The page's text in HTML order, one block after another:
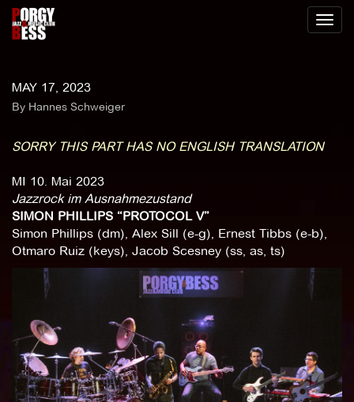
Toggle
MAY 17, 2023
By Hannes Schweiger
SORRY THIS PART HAS NO ENGLISH TRANSLATION
MI 10. Mai 2023
Jazzrock im Ausnahmezustand
SIMON PHILLIPS “PROTOCOL V”
Simon Phillips (dm), Alex Sill (e-g), Ernest Tibbs (e-b),
Otmaro Ruiz (keys), Jacob Scesney (ss, as, ts)